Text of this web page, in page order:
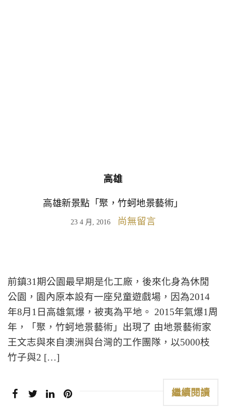
高雄
高雄新景點「聚，竹蚵地景藝術」
23 4 月, 2016 尚無留言
前鎮31期公園最早期是化工廠，後來化身為休閒
公園，園內原本設有一座兒童遊戲場，因為2014
年8月1日高雄氣爆，被夷為平地。 2015年氣爆1周
年，「聚，竹蚵地景藝術」出現了 由地景藝術家
王文志與來自澳洲與台灣的工作團隊，以5000枝
竹子與2 […]
繼續閱讀